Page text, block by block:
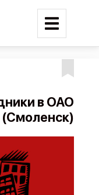
в ОАО